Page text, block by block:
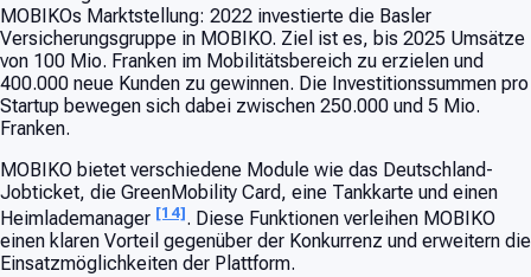
MOBIKOs Marktstellung: 2022 investierte die Basler
Versicherungsgruppe in MOBIKO. Ziel ist es, bis 2025 Umsätze
von 100 Mio. Franken im Mobilitätsbereich zu erzielen und
400.000 neue Kunden zu gewinnen. Die Investitionssummen pro
Startup bewegen sich dabei zwischen 250.000 und 5 Mio.
Franken.
MOBIKO bietet verschiedene Module wie das Deutschland-
Jobticket, die GreenMobility Card, eine Tankkarte und einen
Heimlademanager [14]. Diese Funktionen verleihen MOBIKO
einen klaren Vorteil gegenüber der Konkurrenz und erweitern die
Einsatzmöglichkeiten der Plattform.